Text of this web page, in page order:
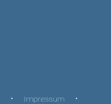
Impressum